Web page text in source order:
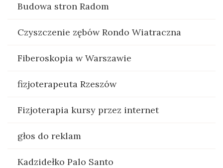
Budowa stron Radom
Czyszczenie zębów Rondo Wiatraczna
Fiberoskopia w Warszawie
fizjoterapeuta Rzeszów
Fizjoterapia kursy przez internet
głos do reklam
Kadzidełko Palo Santo